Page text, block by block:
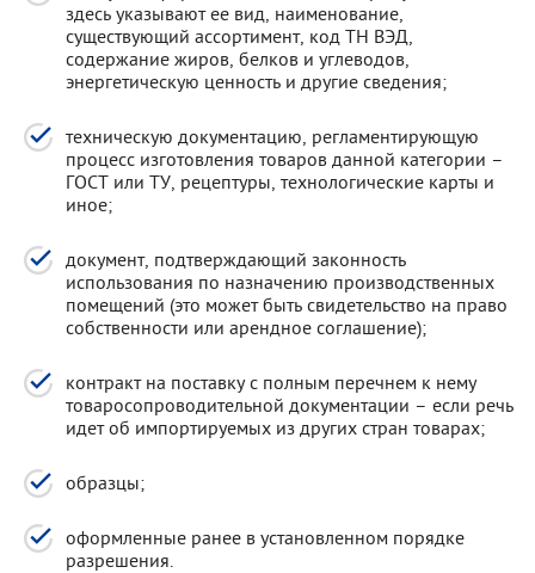
здесь указывают ее вид, наименование,
существующий ассортимент, код ТН ВЭД,
содержание жиров, белков и углеводов,
энергетическую ценность и другие сведения;
техническую документацию, регламентирующую
процесс изготовления товаров данной категории –
ГОСТ или ТУ, рецептуры, технологические карты и
иное;
документ, подтверждающий законность
использования по назначению производственных
помещений (это может быть свидетельство на право
собственности или арендное соглашение);
контракт на поставку с полным перечнем к нему
товаросопроводительной документации – если речь
идет об импортируемых из других стран товарах;
образцы;
оформленные ранее в установленном порядке
разрешения.